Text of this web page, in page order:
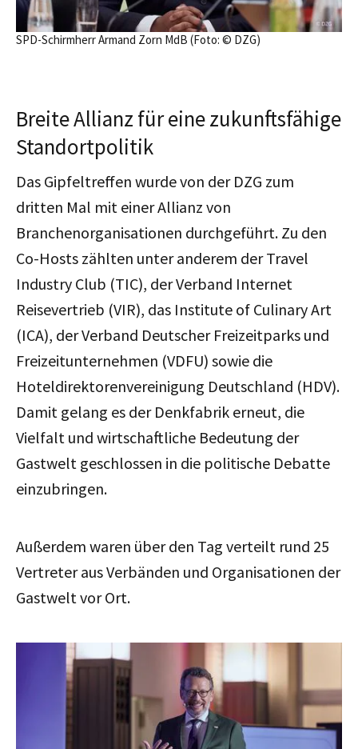
SPD-Schirmherr Armand Zorn MdB (Foto: © DZG)
Breite Allianz für eine zukunftsfähige
Standortpolitik
Das Gipfeltreffen wurde von der DZG zum
dritten Mal mit einer Allianz von
Branchenorganisationen durchgeführt. Zu den
Co-Hosts zählten unter anderem der Travel
Industry Club (TIC), der Verband Internet
Reisevertrieb (VIR), das Institute of Culinary Art
(ICA), der Verband Deutscher Freizeitparks und
Freizeitunternehmen (VDFU) sowie die
Hoteldirektorenvereinigung Deutschland (HDV).
Damit gelang es der Denkfabrik erneut, die
Vielfalt und wirtschaftliche Bedeutung der
Gastwelt geschlossen in die politische Debatte
einzubringen.
Außerdem waren über den Tag verteilt rund 25
Vertreter aus Verbänden und Organisationen der
Gastwelt vor Ort.